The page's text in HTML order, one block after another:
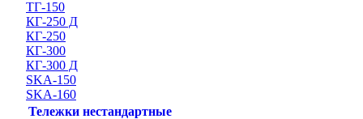
ТГ-150
КГ-250 Д
КГ-250
КГ-300
КГ-300 Д
SKA-150
SKA-160
Тележки нестандартные